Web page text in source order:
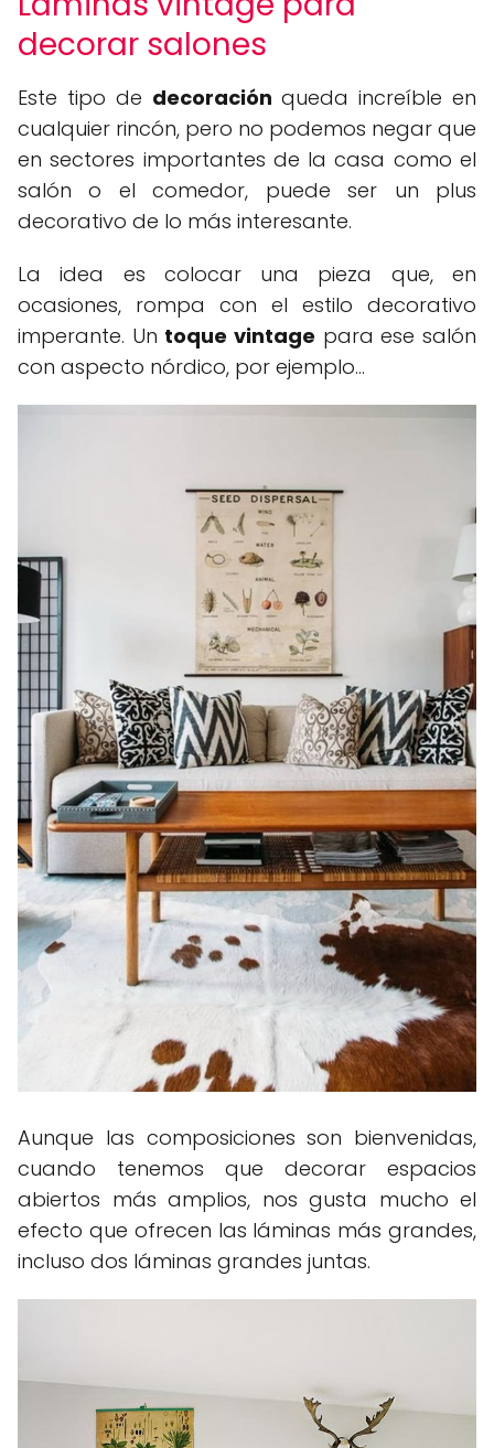
decorar salones
Este tipo de decoración queda increíble en
cualquier rincón, pero no podemos negar que
en sectores importantes de la casa como el
salón o el comedor, puede ser un plus
decorativo de lo más interesante.
La idea es colocar una pieza que, en
ocasiones, rompa con el estilo decorativo
imperante. Un toque vintage para ese salón
con aspecto nórdico, por ejemplo...
Aunque las composiciones son bienvenidas,
cuando tenemos que decorar espacios
abiertos más amplios, nos gusta mucho el
efecto que ofrecen las láminas más grandes,
incluso dos láminas grandes juntas.